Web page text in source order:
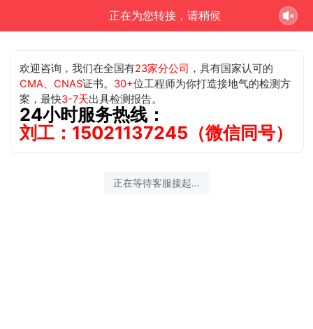
正在为您转接，请稍候
欢迎咨询，我们在全国有23家分公司 ，具有国家认可的
CMA、CNAS证书。 30+位工程师为你打造接地气的检测方
案，最快3-7天出具检测报告。
24小时服务热线：
刘工：15021137245（微信同号）
正在等待客服接起...